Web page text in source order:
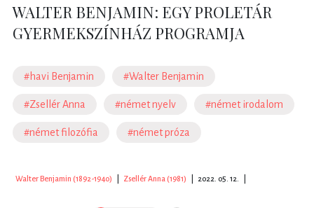
WALTER BENJAMIN: EGY PROLETÁR
GYERMEKSZÍNHÁZ PROGRAMJA
#havi Benjamin #Walter Benjamin
#Zsellér Anna #német nyelv #német irodalom
#német filozófia #német próza
Walter Benjamin (1892-1940) Zsellér Anna (1981) 2022. 05. 12.